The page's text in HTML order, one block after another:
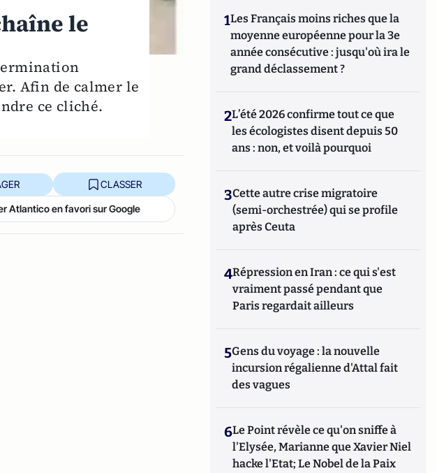
le
Afin de calmer le
ce cliché.
CLASSER
Atlantico en favori sur Google
1Les Français moins riches que la
moyenne européenne pour la 3e
année consécutive : jusqu'où ira le
grand déclassement ?
2L’été 2026 confirme tout ce que
les écologistes disent depuis 50
ans : non, et voilà pourquoi
3Cette autre crise migratoire
(semi-orchestrée) qui se profile
après Ceuta
4Répression en Iran : ce qui s'est
vraiment passé pendant que
Paris regardait ailleurs
5Gens du voyage : la nouvelle
incursion régalienne d'Attal fait
des vagues
6Le Point révèle ce qu'on sniffe à
l'Elysée, Marianne que Xavier Niel
hacke l'Etat; Le Nobel de la Paix